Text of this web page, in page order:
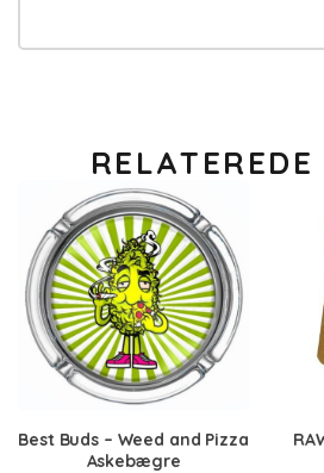
Best Buds – Weed and Pizza
Askebægre